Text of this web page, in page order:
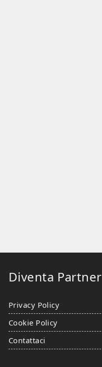
Diventa Partner
Privacy Policy
Cookie Policy
Contattaci